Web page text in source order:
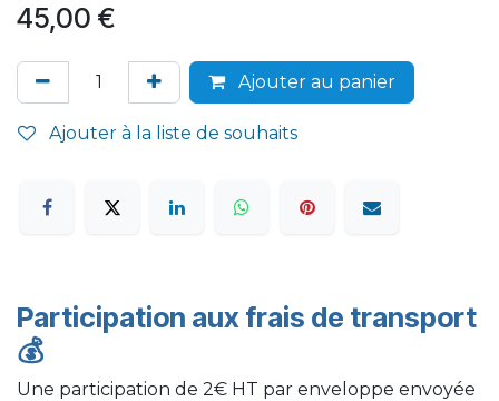
45,00 €
Ajouter au panier
Ajouter à la liste de souhaits
Participation aux frais de transport
💰
Une participation de 2€ HT par enveloppe envoyée